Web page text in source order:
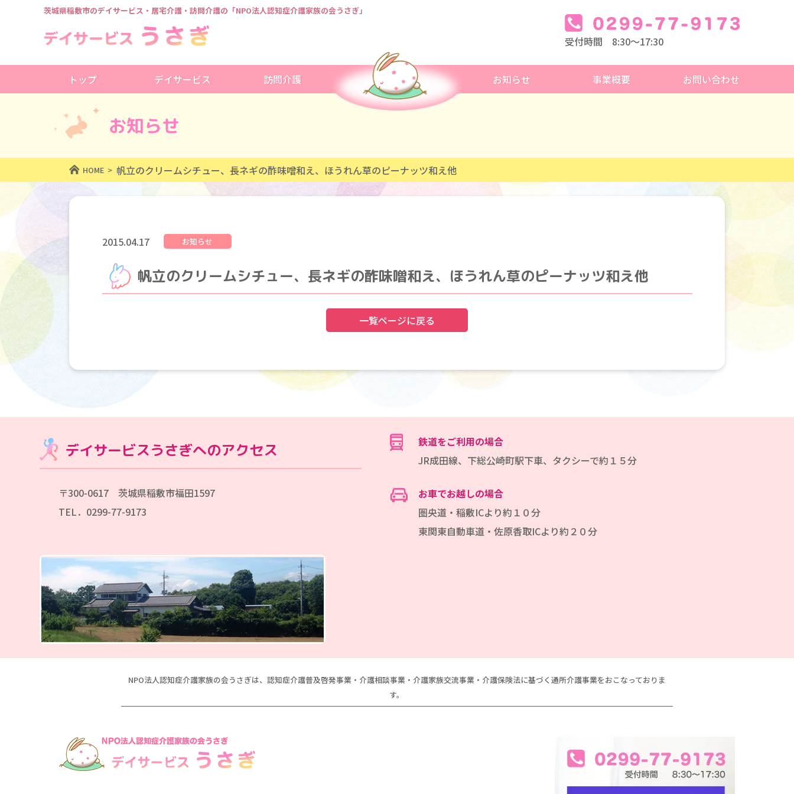
茨城県稲敷市のデイサービス・居宅介護・訪問介護の 「NPO法人認知症介護家族の会うさぎ」
受付時間 8:30～17:30
トップ デイサービス 訪問介護 お知らせ 事業概要 お問い合わせ
お知らせ
HOME 帆立のクリームシチュー、長ネギの酢味噌和え、ほうれん草のピーナッツ和え他
2015.04.17 お知らせ
帆立のクリームシチュー、長ネギの酢味噌和え、ほうれん草のピーナッツ和え他
一覧ページに戻る
デイサービスうさぎへのアクセス
〒300-0617 茨城県稲敷市福田1597
TEL．0299-77-9173
鉄道をご利用の場合
JR成田線、下総公崎町駅下車、タクシーで約１５分
お車でお越しの場合
圏央道・稲敷ICより約１０分
東関東自動車道・佐原香取ICより約２０分
NPO法人認知症介護家族の会うさぎは、認知症介護普及啓発事業・介護相談事業・介護家族交流事業・介護保険法に基づく通所介護事業をおこなっておりま
す。